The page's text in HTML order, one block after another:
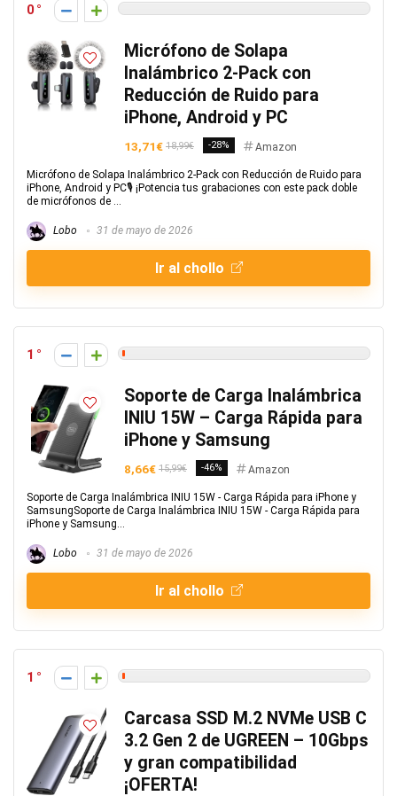
0
Micrófono de Solapa
Inalámbrico 2-Pack con
Reducción de Ruido para
iPhone, Android y PC
13,71€ 18,99€ -28% Amazon
Micrófono de Solapa Inalámbrico 2-Pack con Reducción de Ruido para
iPhone, Android y PC🎙️ ¡Potencia tus grabaciones con este pack doble
de micrófonos de ...
Lobo 31 de mayo de 2026
Ir al chollo
1
Soporte de Carga Inalámbrica
INIU 15W – Carga Rápida para
iPhone y Samsung
8,66€ 15,99€ -46% Amazon
Soporte de Carga Inalámbrica INIU 15W - Carga Rápida para iPhone y
SamsungSoporte de Carga Inalámbrica INIU 15W - Carga Rápida para
iPhone y Samsung...
Lobo 31 de mayo de 2026
Ir al chollo
1
Carcasa SSD M.2 NVMe USB C
3.2 Gen 2 de UGREEN – 10Gbps
y gran compatibilidad
¡OFERTA!